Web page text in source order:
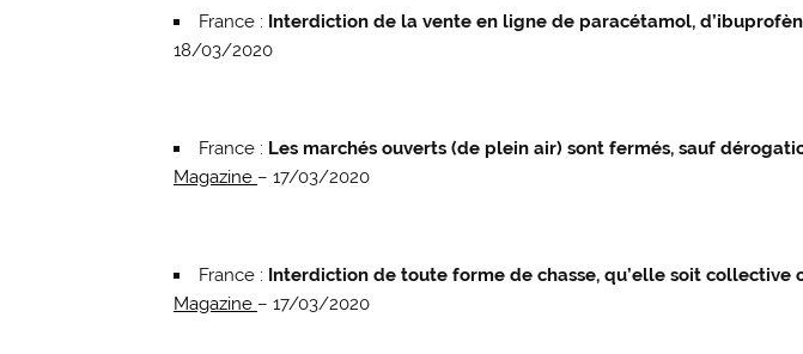
France : Interdiction de la vente en ligne de paracétamol,
18/03/2020
France : Les marchés ouverts (de plein air) sont fermés, sauf
Magazine – 17/03/2020
France : Interdiction de toute forme de chasse, qu’elle soit collective
Magazine – 17/03/2020